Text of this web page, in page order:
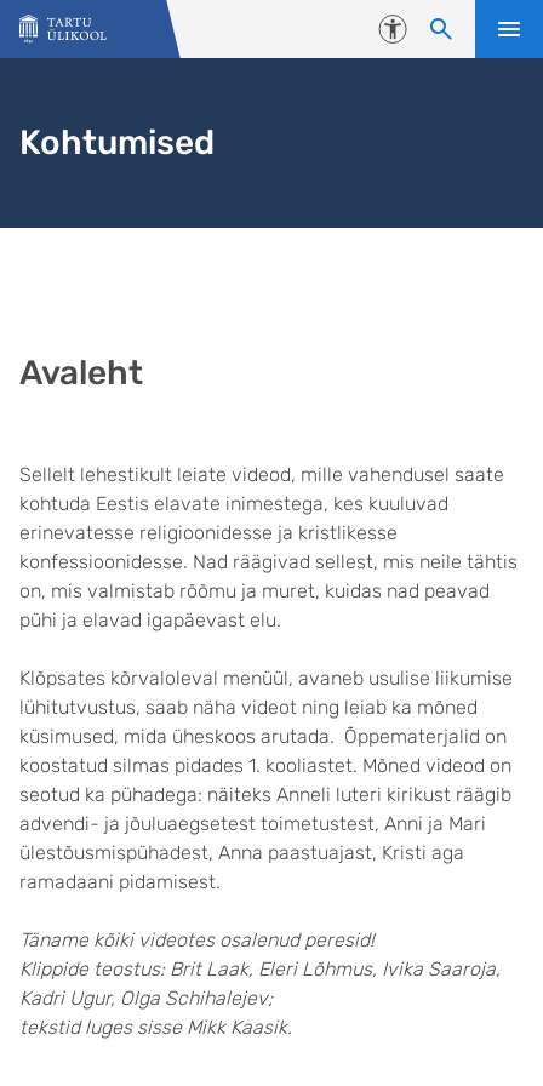
Liigu edasi põhisisu juurde
Juurdepääsetavus
Kohtumised
Avaleht
Sellelt lehestikult leiate videod, mille vahendusel saate
kohtuda Eestis elavate inimestega, kes kuuluvad
erinevatesse religioonidesse ja kristlikesse
konfessioonidesse. Nad räägivad sellest, mis neile tähtis
on, mis valmistab rõõmu ja muret, kuidas nad peavad
pühi ja elavad igapäevast elu.
Klõpsates kõrvaloleval menüül, avaneb usulise liikumise
lühitutvustus, saab näha videot ning leiab ka mõned
küsimused, mida üheskoos arutada. Õppematerjalid on
koostatud silmas pidades 1. kooliastet. Mõned videod on
seotud ka pühadega: näiteks Anneli luteri kirikust räägib
advendi- ja jõuluaegsetest toimetustest, Anni ja Mari
ülestõusmispühadest, Anna paastuajast, Kristi aga
ramadaani pidamisest.
Täname kõiki videotes osalenud peresid!
Klippide teostus: Brit Laak, Eleri Lõhmus, Ivika Saaroja,
Kadri Ugur, Olga Schihalejev;
tekstid luges sisse Mikk Kaasik.